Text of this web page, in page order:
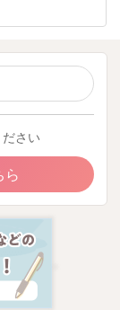
さい
ら